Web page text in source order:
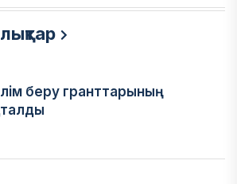
беру гранттарының